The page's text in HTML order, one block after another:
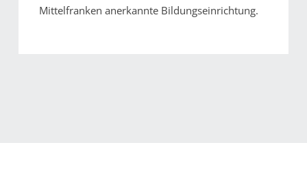
Mittelfranken anerkannte Bildungseinrichtung.